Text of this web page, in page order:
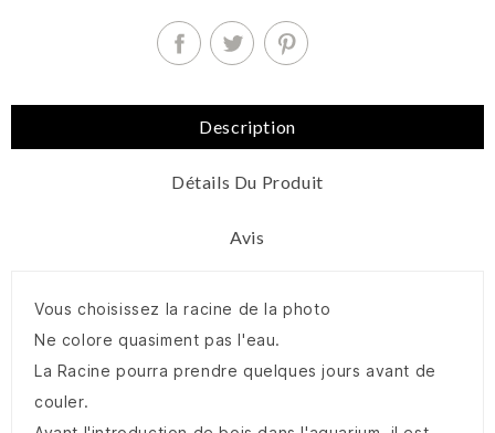
Description
Détails Du Produit
Avis
Vous choisissez la racine de la photo
Ne colore quasiment pas l'eau.
La Racine pourra prendre quelques jours avant de
couler.